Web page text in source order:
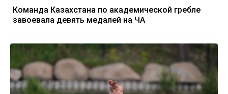
Команда Казахстана по академической гребле
завоевала девять медалей на ЧА